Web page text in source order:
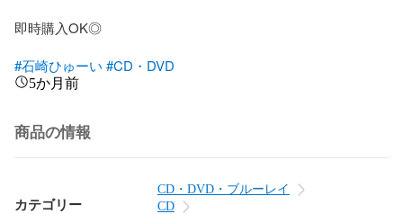
即時購入OK◎
#石崎ひゅーい #CD・DVD
5か月前
商品の情報
カテゴリー
CD・DVD・ブルーレイ
CD